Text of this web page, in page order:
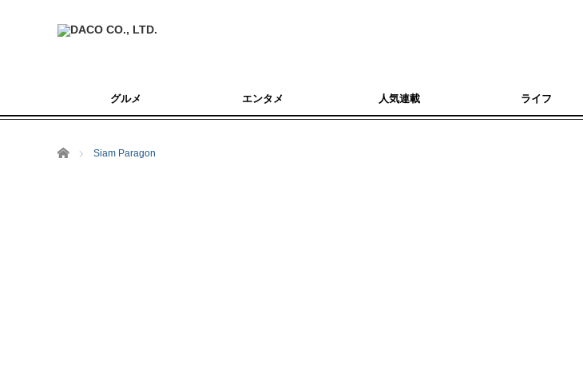
グルメ エンタメ 人気連載 ライフ
ホーム Siam Paragon